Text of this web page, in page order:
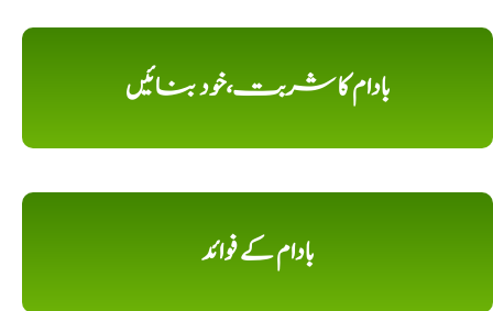
بادام کا شربت،خود بنائیں
بادام کے فوائد